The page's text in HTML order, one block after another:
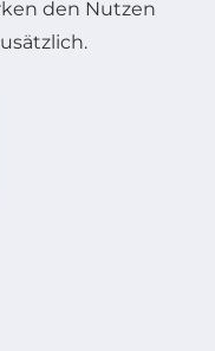
den Nutzen